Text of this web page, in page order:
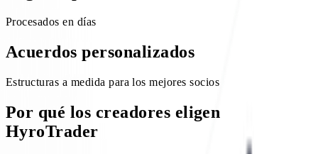
Procesados en días
Acuerdos personalizados
Estructuras a medida para los mejores socios
Por qué los creadores eligen
HyroTrader